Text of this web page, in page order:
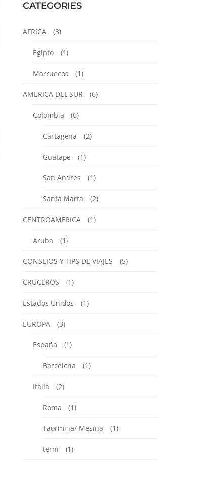
CATEGORIES
AFRICA (3)
Egipto (1)
Marruecos (1)
AMERICA DEL SUR (6)
Colombia (6)
Cartagena (2)
Guatape (1)
San Andres (1)
Santa Marta (2)
CENTROAMERICA (1)
Aruba (1)
CONSEJOS Y TIPS DE VIAJES (5)
CRUCEROS (1)
Estados Unidos (1)
EUROPA (3)
España (1)
Barcelona (1)
Italia (2)
Roma (1)
Taormina/ Mesina (1)
terni (1)